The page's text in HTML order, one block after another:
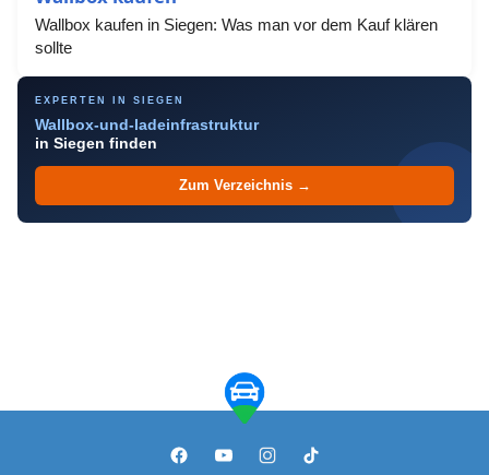
Wallbox kaufen in Siegen: Was man vor dem Kauf klären
sollte
EXPERTEN IN SIEGEN
Wallbox-und-ladeinfrastruktur
in Siegen finden
Zum Verzeichnis →